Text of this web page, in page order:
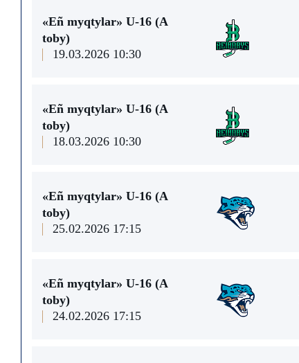
«Eñ myqtylar» U-16 (А
toby)
19.03.2026 10:30
«Eñ myqtylar» U-16 (А
toby)
18.03.2026 10:30
«Eñ myqtylar» U-16 (А
toby)
25.02.2026 17:15
«Eñ myqtylar» U-16 (А
toby)
24.02.2026 17:15